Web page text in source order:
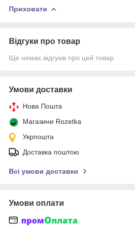
Приховати
Відгуки про товар
Ще немає відгуків про цей товар
Умови доставки
Нова Пошта
Магазини Rozetka
Укрпошта
Доставка поштою
Всі умови доставки
Умови оплати